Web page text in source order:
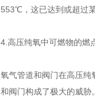
553℃，这已达到或超过
4.高压纯氧中可燃物的燃
氧气管道和阀门在高压纯
和阀门构成了极大的威胁。